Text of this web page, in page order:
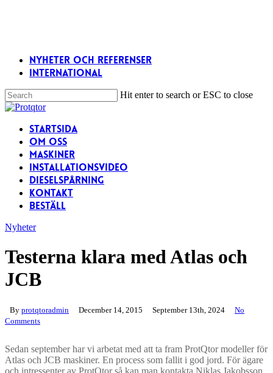
Nyheter och referenser
International
Hit enter to search or ESC to close
Close
Menu
Startsida
Om oss
Maskiner
Installationsvideo
Dieselspårning
Kontakt
Beställ
Nyheter
Testerna klara med Atlas och
JCB
By protqtoradmin December 14, 2015 September 13th, 2024
No
Comments
Sedan september har vi arbetat med att ta fram ProtQtor modeller för
Atlas och JCB maskiner. En process som fallit i god jord. För ägare
och intressenter av ProtQtor så kan man kontakta Niklas Jakobsson